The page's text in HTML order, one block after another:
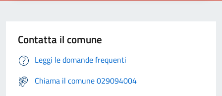
Contatta il comune
Leggi le domande frequenti
Chiama il comune 029094004